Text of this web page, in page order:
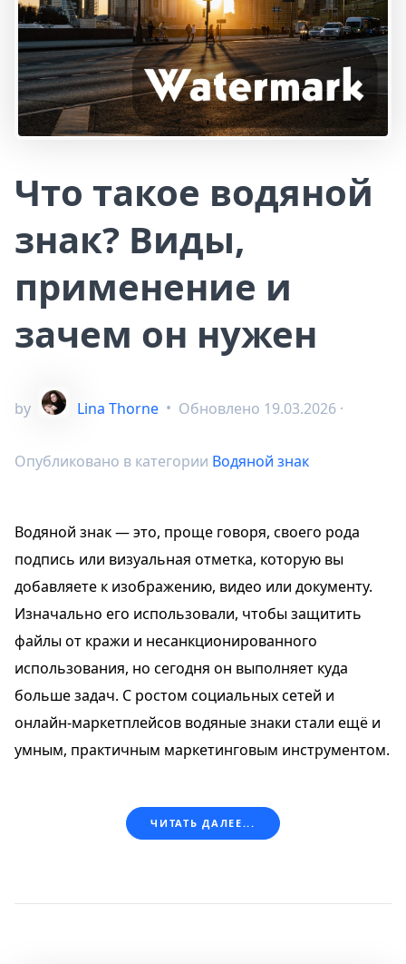
Что такое водяной
знак? Виды,
применение и
зачем он нужен
by Lina Thorne • Обновлено 19.03.2026 ·
Опубликовано в категории Водяной знак
Водяной знак — это, проще говоря, своего рода
подпись или визуальная отметка, которую вы
добавляете к изображению, видео или документу.
Изначально его использовали, чтобы защитить
файлы от кражи и несанкционированного
использования, но сегодня он выполняет куда
больше задач. С ростом социальных сетей и
онлайн‑маркетплейсов водяные знаки стали ещё и
умным, практичным маркетинговым инструментом.
ЧИТАТЬ ДАЛЕЕ...